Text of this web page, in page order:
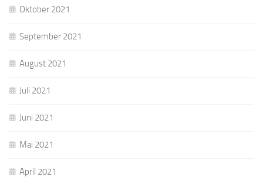
Oktober 2021
September 2021
August 2021
Juli 2021
Juni 2021
Mai 2021
April 2021